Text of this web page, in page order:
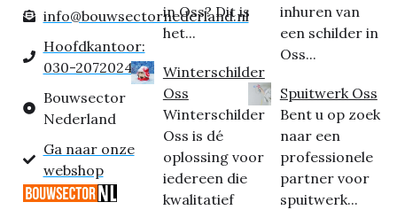
info@bouwsectornederland.nl
Hoofdkantoor:
030-2072024
Bouwsector
Nederland
Ga naar onze
webshop
in Oss? Dit is
het...
Winterschilder
Oss
Winterschilder
Oss is dé
oplossing voor
iedereen die
kwalitatief
inhuren van
een schilder in
Oss...
Spuitwerk Oss
Bent u op zoek
naar een
professionele
partner voor
spuitwerk...